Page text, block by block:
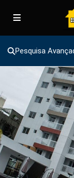
Pesquisa